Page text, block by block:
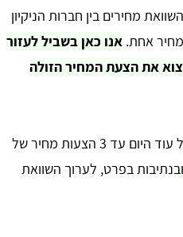
מחירים בין חברות הניקיון
אחת. אנו כאן בשביל לעזור
את הצעת המחיר הזולה
3 הצעות מחיר של
ובנתיבות בפרט, לערוך השוואת